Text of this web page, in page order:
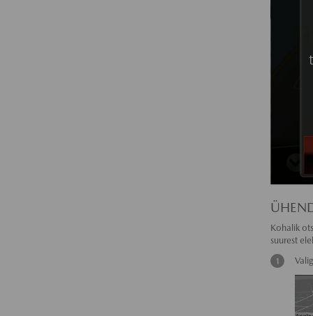
Kohalik
suurest